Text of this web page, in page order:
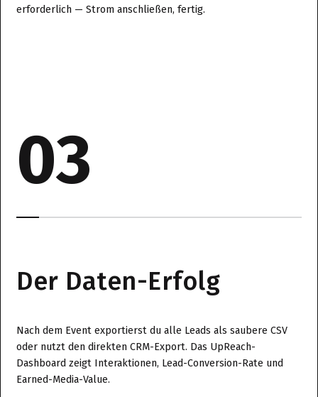
erforderlich — Strom anschließen, fertig.
03
Der Daten-Erfolg
Nach dem Event exportierst du alle Leads als saubere CSV
oder nutzt den direkten CRM-Export. Das UpReach-
Dashboard zeigt Interaktionen, Lead-Conversion-Rate und
Earned-Media-Value.